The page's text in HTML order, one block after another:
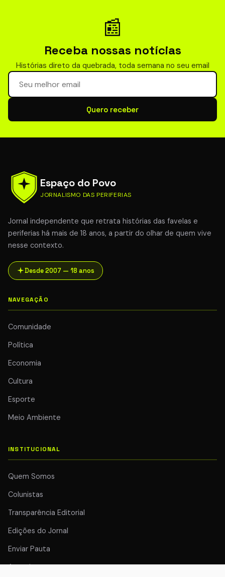
📰
Receba nossas notícias
Histórias direto da quebrada, toda semana no seu email
Seu email para newsletter
Quero receber
Espaço do Povo
JORNALISMO DAS PERIFERIAS
Jornal independente que retrata histórias das favelas e
periferias há mais de 18 anos, a partir do olhar de quem vive
nesse contexto.
Desde 2007 — 18 anos
NAVEGAÇÃO
Comunidade
Política
Economia
Cultura
Esporte
Meio Ambiente
INSTITUCIONAL
Quem Somos
Colunistas
Transparência Editorial
Edições do Jornal
Enviar Pauta
Anuncie